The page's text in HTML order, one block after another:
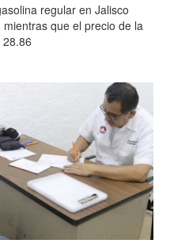
regular en Jalisco
que el precio de la